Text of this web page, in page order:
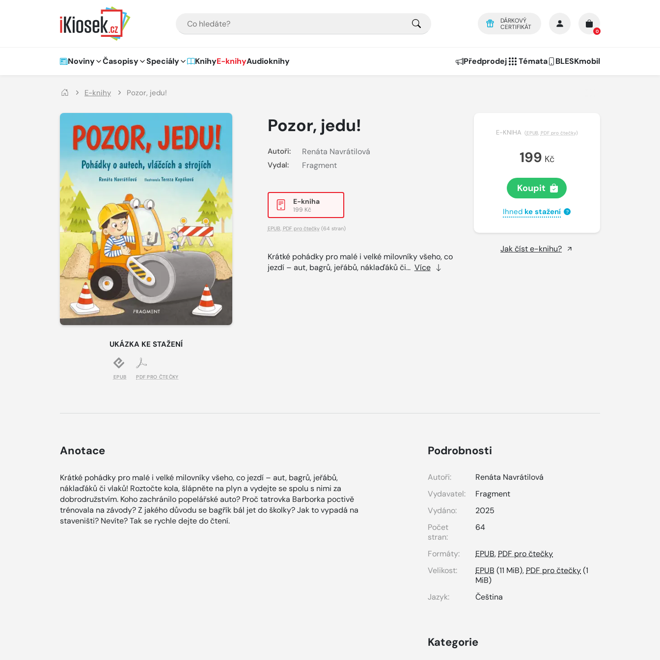
DÁRKOVÝ
CERTIFIKÁT
0
Hlavní navigace
Noviny Časopisy Speciály KnihyE-knihyAudioknihy Předprodej Témata BLESKmobil
E-knihy Pozor, jedu!
UKÁZKA KE STAŽENÍ
EPUB PDF PRO ČTEČKY
Pozor, jedu!
Autoři: Renáta Navrátilová
Vydal: Fragment
E-kniha
199 Kč
EPUB PDF pro čtečky(64 stran)
Krátké pohádky pro malé i velké milovníky všeho, co
jezdí – aut, bagrů, jeřábů, náklaďáků či... Více
E-KNIHA (EPUB, PDF pro čtečky)
199 Kč
Koupit
Ihned ke stažení ?
Jak číst e-knihu?
Anotace
Krátké pohádky pro malé i velké milovníky všeho, co jezdí – aut, bagrů, jeřábů,
náklaďáků či vlaků! Roztočte kola, šlápněte na plyn a vydejte se spolu s nimi za
dobrodružstvím. Koho zachránilo popelářské auto? Proč tatrovka Barborka poctivě
trénovala na závody? Z jakého důvodu se bagřík bál jet do školky? Jak to vypadá na
staveništi? Nevíte? Tak se rychle dejte do čtení.
Podrobnosti
Autoři:
Renáta Navrátilová
Vydavatel:
Fragment
Vydáno:
2025
Počet
stran:
64
Formáty: EPUB,PDF pro čtečky
Velikost:
EPUB (11 MiB),PDF pro čtečky(1
MiB)
Jazyk:
Čeština
Kategorie